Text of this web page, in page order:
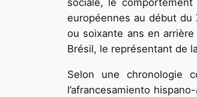
sociale, le
européennes au début du
ou soixante ans en
Brésil, le représentant de
Selon une chronologie
l’afrancesamiento